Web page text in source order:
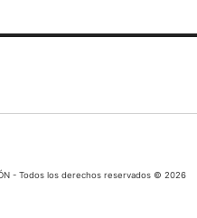
- Todos los derechos reservados © 2026